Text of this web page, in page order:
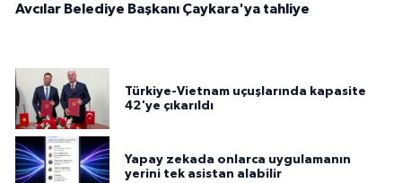
Avcılar Belediye Başkanı Çaykara'ya tahliye
Türkiye-Vietnam uçuşlarında kapasite
42'ye çıkarıldı
Yapay zekada onlarca uygulamanın
yerini tek asistan alabilir